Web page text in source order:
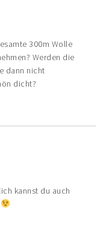
300m Wolle
Werden die
dann nicht
dicht?
kannst du auch